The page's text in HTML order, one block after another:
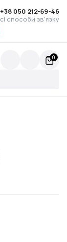
+38 050 212-69-46
способи зв'язку
0